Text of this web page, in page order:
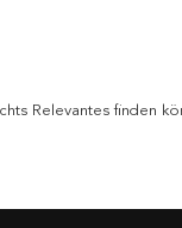
Relevantes